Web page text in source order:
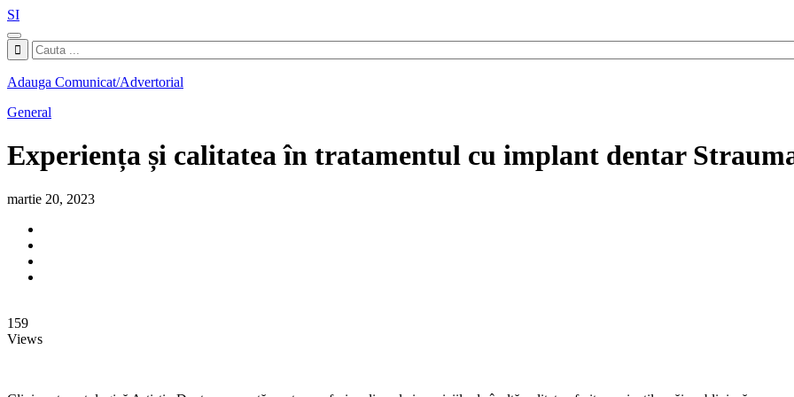
SI
Adauga Comunicat/Advertorial
General
Experiența și calitatea în tratamentul cu implant dentar
martie 20, 2023
159
Views